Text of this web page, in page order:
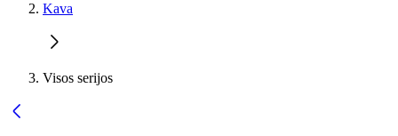
Kava
Visos serijos